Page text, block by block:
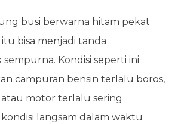
busi berwarna hitam pekat
bisa menjadi tanda
Kondisi seperti ini
campuran bensin terlalu boros,
motor terlalu sering
langsam dalam waktu